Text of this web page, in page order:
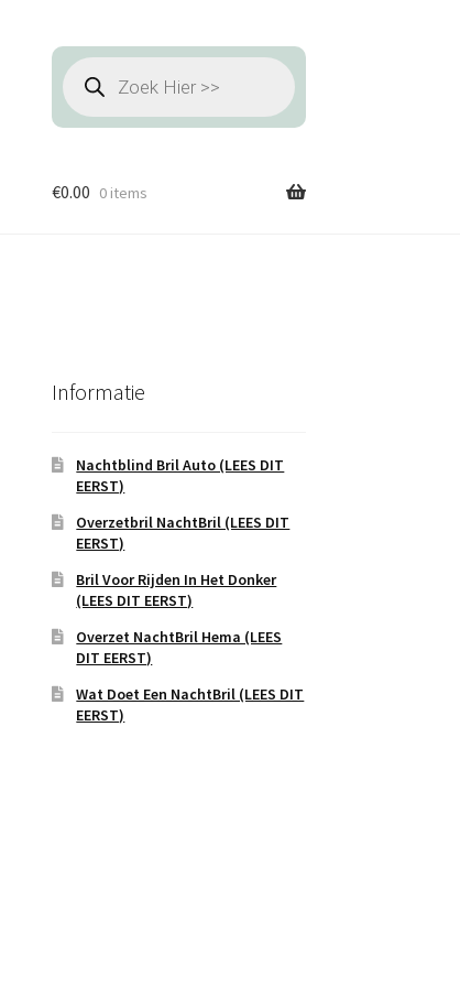
Producten
zoeken
€0.00 0 items
Informatie
Nachtblind Bril Auto (LEES DIT
EERST)
Overzetbril NachtBril (LEES DIT
EERST)
Bril Voor Rijden In Het Donker
(LEES DIT EERST)
Overzet NachtBril Hema (LEES
DIT EERST)
Wat Doet Een NachtBril (LEES DIT
EERST)